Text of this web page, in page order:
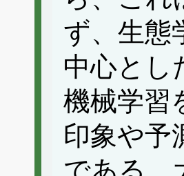
ず、生態
中心とし
機械学習
印象や予